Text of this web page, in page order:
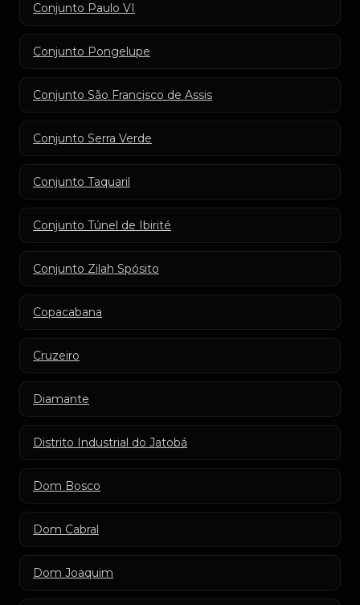
Conjunto Paulo VI
Conjunto Pongelupe
Conjunto São Francisco de Assis
Conjunto Serra Verde
Conjunto Taquaril
Conjunto Túnel de Ibirité
Conjunto Zilah Spósito
Copacabana
Cruzeiro
Diamante
Distrito Industrial do Jatobá
Dom Bosco
Dom Cabral
Dom Joaquim